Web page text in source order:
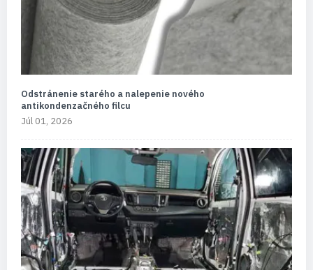
Odstránenie starého a nalepenie nového
antikondenzačného filcu
Júl 01, 2026